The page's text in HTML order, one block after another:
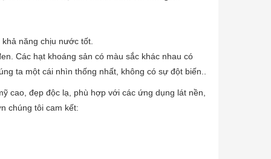
năng chịu nước tốt.
Các hạt khoáng sản có màu sắc khác nhau có
ta một cái nhìn thống nhất, không có sự đột biến..
cao, đẹp độc lạ, phù hợp với các ứng dụng lát nền,
chúng tôi cam kết: